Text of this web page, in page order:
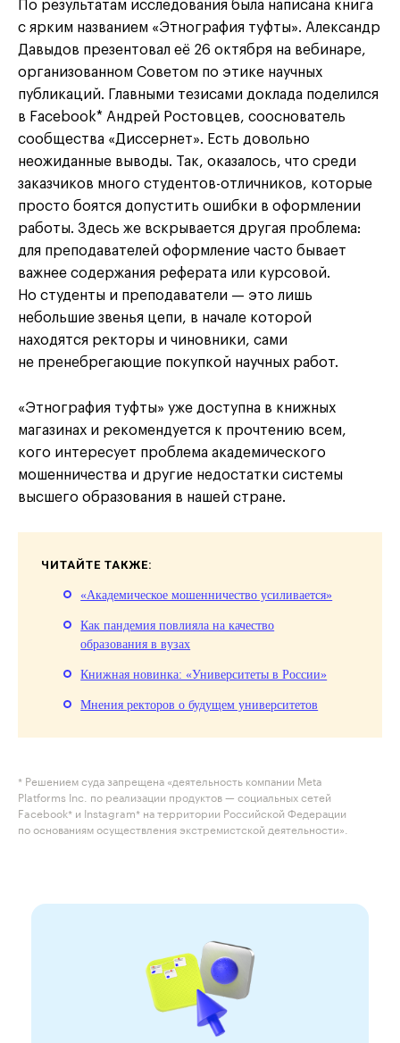
По результатам исследования была написана книга
с ярким названием «Этнография туфты». Александр
Давыдов презентовал её 26 октября на вебинаре,
организованном Советом по этике научных
публикаций. Главными тезисами доклада поделился
в Facebook* Андрей Ростовцев, сооснователь
сообщества «Диссернет». Есть довольно
неожиданные выводы. Так, оказалось, что среди
заказчиков много студентов-отличников, которые
просто боятся допустить ошибки в оформлении
работы. Здесь же вскрывается другая проблема:
для преподавателей оформление часто бывает
важнее содержания реферата или курсовой.
Но студенты и преподаватели — это лишь
небольшие звенья цепи, в начале которой
находятся ректоры и чиновники, сами
не пренебрегающие покупкой научных работ.
«Этнография туфты» уже доступна в книжных
магазинах и рекомендуется к прочтению всем,
кого интересует проблема академического
мошенничества и другие недостатки системы
высшего образования в нашей стране.
ЧИТАЙТЕ ТАКЖЕ:
«Академическое мошенничество усиливается»
Как пандемия повлияла на качество
образования в вузах
Книжная новинка: «Университеты в России»
Мнения ректоров о будущем университетов
* Решением суда запрещена «деятельность компании Meta
Platforms Inc. по реализации продуктов — социальных сетей
Facebook* и Instagram* на территории Российской Федерации
по основаниям осуществления экстремистской деятельности».